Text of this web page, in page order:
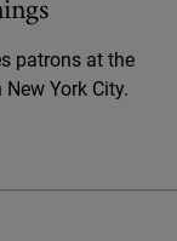
patrons at the
York City.